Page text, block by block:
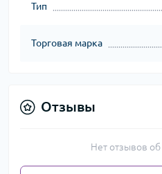
Тип
Торговая марка
Отзывы
Нет отзывов